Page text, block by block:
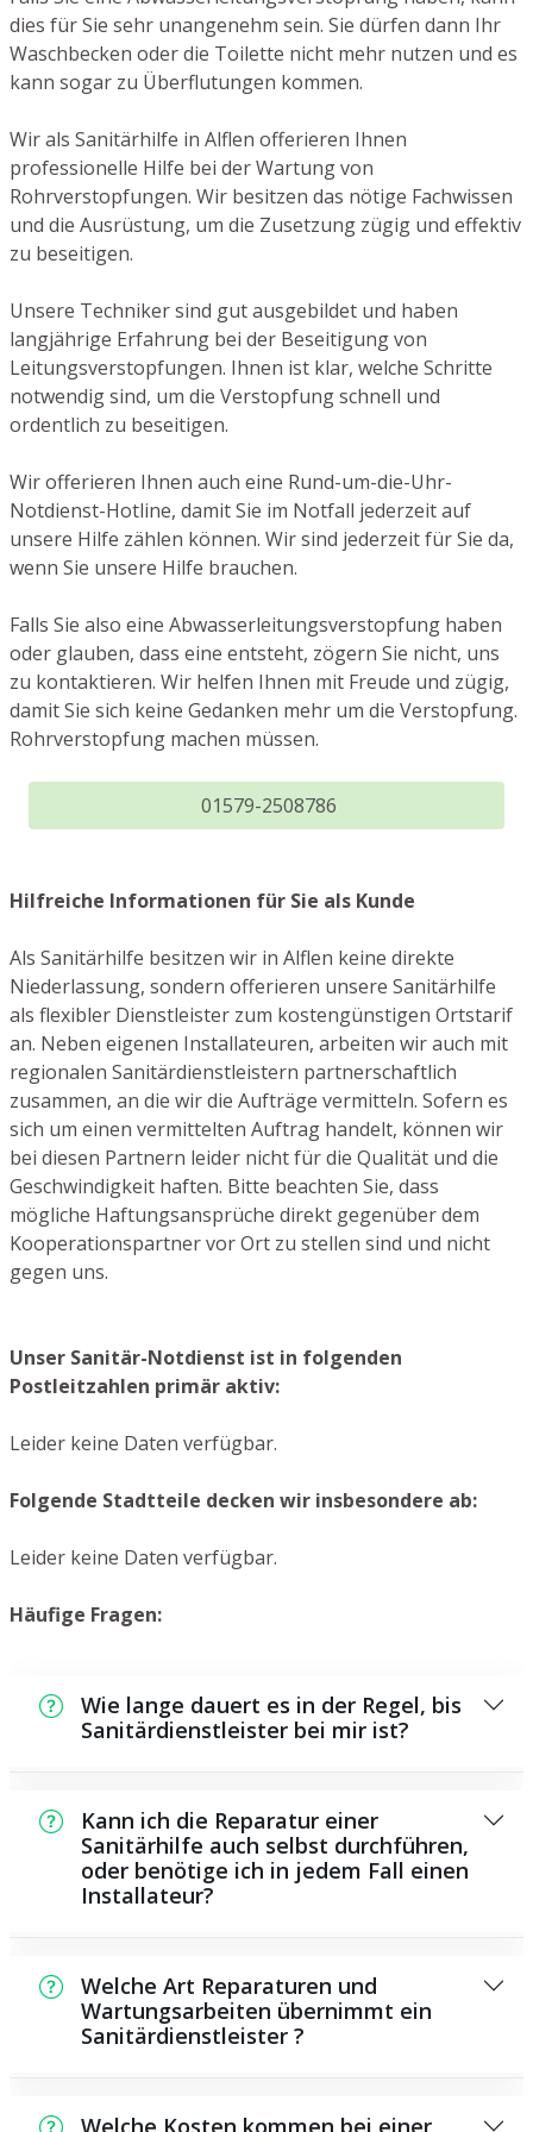
dies für Sie sehr unangenehm sein. Sie dürfen dann Ihr
Waschbecken oder die Toilette nicht mehr nutzen und es
kann sogar zu Überflutungen kommen.
Wir als Sanitärhilfe in Alflen offerieren Ihnen
professionelle Hilfe bei der Wartung von
Rohrverstopfungen. Wir besitzen das nötige Fachwissen
und die Ausrüstung, um die Zusetzung zügig und effektiv
zu beseitigen.
Unsere Techniker sind gut ausgebildet und haben
langjährige Erfahrung bei der Beseitigung von
Leitungsverstopfungen. Ihnen ist klar, welche Schritte
notwendig sind, um die Verstopfung schnell und
ordentlich zu beseitigen.
Wir offerieren Ihnen auch eine Rund-um-die-Uhr-
Notdienst-Hotline, damit Sie im Notfall jederzeit auf
unsere Hilfe zählen können. Wir sind jederzeit für Sie da,
wenn Sie unsere Hilfe brauchen.
Falls Sie also eine Abwasserleitungsverstopfung haben
oder glauben, dass eine entsteht, zögern Sie nicht, uns
zu kontaktieren. Wir helfen Ihnen mit Freude und zügig,
damit Sie sich keine Gedanken mehr um die Verstopfung.
Rohrverstopfung machen müssen.
01579-2508786
Hilfreiche Informationen für Sie als Kunde
Als Sanitärhilfe besitzen wir in Alflen keine direkte
Niederlassung, sondern offerieren unsere Sanitärhilfe
als flexibler Dienstleister zum kostengünstigen Ortstarif
an. Neben eigenen Installateuren, arbeiten wir auch mit
regionalen Sanitärdienstleistern partnerschaftlich
zusammen, an die wir die Aufträge vermitteln. Sofern es
sich um einen vermittelten Auftrag handelt, können wir
bei diesen Partnern leider nicht für die Qualität und die
Geschwindigkeit haften. Bitte beachten Sie, dass
mögliche Haftungsansprüche direkt gegenüber dem
Kooperationspartner vor Ort zu stellen sind und nicht
gegen uns.
Unser Sanitär-Notdienst ist in folgenden
Postleitzahlen primär aktiv:
Leider keine Daten verfügbar.
Folgende Stadtteile decken wir insbesondere ab:
Leider keine Daten verfügbar.
Häufige Fragen:
Wie lange dauert es in der Regel, bis
Sanitärdienstleister bei mir ist?
Zeit an der Schadensstelle sein. Dies hängt
unter anderem von der Auftragslage zu dem
Zeitpunkt ab und von der Verkehrslage und
der Entfernung zu Ihnen.
Kann ich die Reparatur einer
Sanitärhilfe auch selbst durchführen,
oder benötige ich in jedem Fall einen
Installateur?
Wartungsarbeiten, die Sie eigenständig
durchführen können, beispielsweise das
Verwenden von Rohrreinigungsmitteln aus
Spezialwerkzeug oder umfangreichem
Welche Art Reparaturen und
Wartungsarbeiten übernimmt ein
Sanitärdienstleister ?
Vielzahl von Reparaturen und